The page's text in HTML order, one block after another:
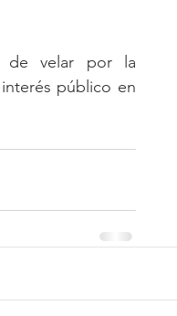
de velar por la
público en